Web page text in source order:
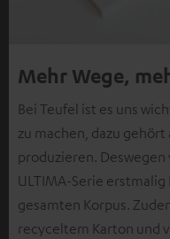
Mehr Wege,
Bei Teufel ist es uns
zu machen, dazu
produzieren.
ULTIMA-Serie
gesamten Korpus.
recyceltem Karton und